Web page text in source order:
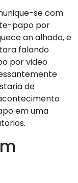
se com
papo por
an alhada, e
falando
por video
de
em uma